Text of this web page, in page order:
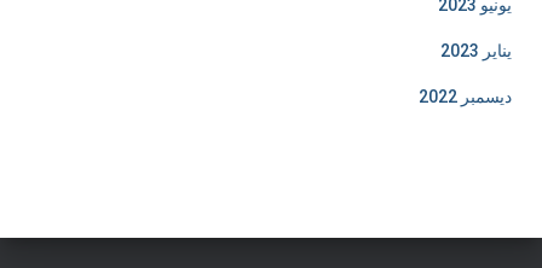
يونيو 2023
يناير 2023
ديسمبر 2022